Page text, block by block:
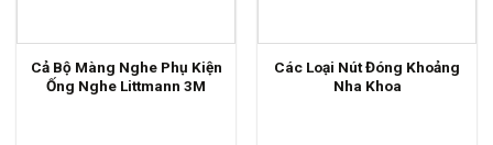
Cả Bộ Màng Nghe Phụ Kiện
Ống Nghe Littmann 3M
Các Loại Nút Đóng Khoảng
Nha Khoa